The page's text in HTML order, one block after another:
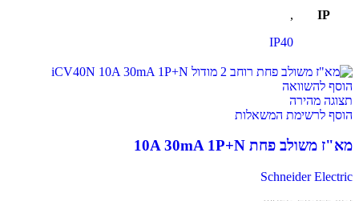
IP
,
IP40
הוסף להשוואה
תצוגה מהירה
הוסף לרשימת המשאלות
מא"ז משולב פחת 10A 30mA 1P+N
Schneider Electric